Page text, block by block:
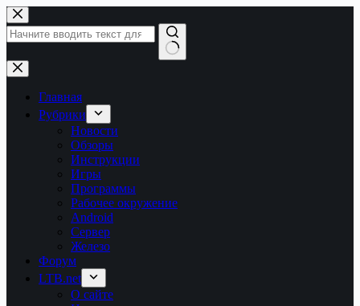
Перейти
к
сути
Ничего
не
найденоГлавная
Рубрики
Новости
Обзоры
Инструкции
Игры
Программы
Рабочее окружение
Android
Сервер
Железо
Форум
LTB.net
О сайте